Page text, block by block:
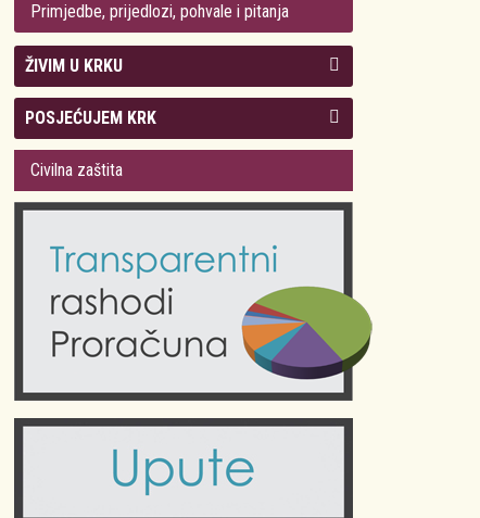
Primjedbe, prijedlozi, pohvale i pitanja
ŽIVIM U KRKU
Kolegij gradonačelnika
Gradsko vijeće
Odluke Grada Krka (Službene novine PGŽ)
Obrazovanje
Komunalne usluge
Civilni sektor (arhiva udruga)
Sport i rekreacija
POSJEĆUJEM KRK
Plan Grada Krka
Krk 360° VR panorama
Krk uživo
Fotogalerije
Kalendar događanja
Turistička zajednica otoka Krka
Civilna zaštita